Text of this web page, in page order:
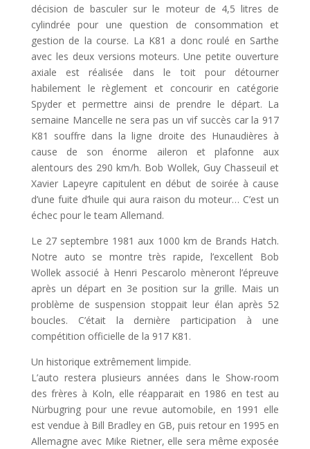
décision de basculer sur le moteur de 4,5 litres de
cylindrée pour une question de consommation et
gestion de la course. La K81 a donc roulé en Sarthe
avec les deux versions moteurs. Une petite ouverture
axiale est réalisée dans le toit pour détourner
habilement le règlement et concourir en catégorie
Spyder et permettre ainsi de prendre le départ. La
semaine Mancelle ne sera pas un vif succès car la 917
K81 souffre dans la ligne droite des Hunaudières à
cause de son énorme aileron et plafonne aux
alentours des 290 km/h. Bob Wollek, Guy Chasseuil et
Xavier Lapeyre capitulent en début de soirée à cause
d’une fuite d’huile qui aura raison du moteur… C’est un
échec pour le team Allemand.
Le 27 septembre 1981 aux 1000 km de Brands Hatch.
Notre auto se montre très rapide, l’excellent Bob
Wollek associé à Henri Pescarolo mèneront l’épreuve
après un départ en 3e position sur la grille. Mais un
problème de suspension stoppait leur élan après 52
boucles. C’était la dernière participation à une
compétition officielle de la 917 K81.
Un historique extrêmement limpide.
L’auto restera plusieurs années dans le Show-room
des frères à Koln, elle réapparait en 1986 en test au
Nürbugring pour une revue automobile, en 1991 elle
est vendue à Bill Bradley en GB, puis retour en 1995 en
Allemagne avec Mike Rietner, elle sera même exposée